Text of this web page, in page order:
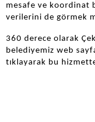
mesafe ve koordinat
verilerini de görmek
360 derece olarak
belediyemiz web
tıklayarak bu